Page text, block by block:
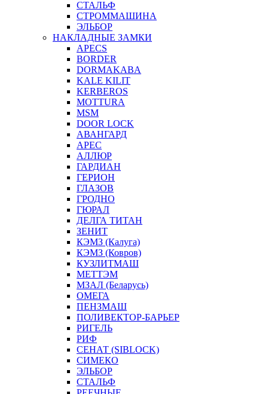
СТАЛЬФ
СТРОММАШИНА
ЭЛЬБОР
НАКЛАДНЫЕ ЗАМКИ
APECS
BORDER
DORMAKABA
KALE KILIT
KERBEROS
MOTTURA
MSM
DOOR LOCK
АВАНГАРД
АРЕС
АЛЛЮР
ГАРДИАН
ГЕРИОН
ГЛАЗОВ
ГРОДНО
ГЮРАЛ
ДЕЛГА ТИТАН
ЗЕНИТ
КЭМЗ (Калуга)
КЭМЗ (Ковров)
КУЗЛИТМАШ
МЕТТЭМ
МЗАЛ (Беларусь)
ОМЕГА
ПЕНЗМАШ
ПОЛИВЕКТОР-БАРЬЕР
РИГЕЛЬ
РИФ
СЕНАТ (SIBLOCK)
СИМЕКО
ЭЛЬБОР
СТАЛЬФ